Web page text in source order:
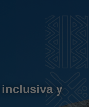
inclusiva y